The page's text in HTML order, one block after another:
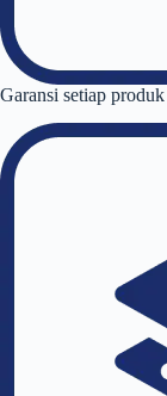
Garansi setiap